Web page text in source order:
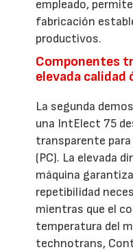
empleado,
fabricación
productivos.
Componentes
elevada calidad
La segunda
una IntElect 75
transparente
(PC). La elevada
máquina
repetibilidad
mientras que el
temperatura del
technotrans,